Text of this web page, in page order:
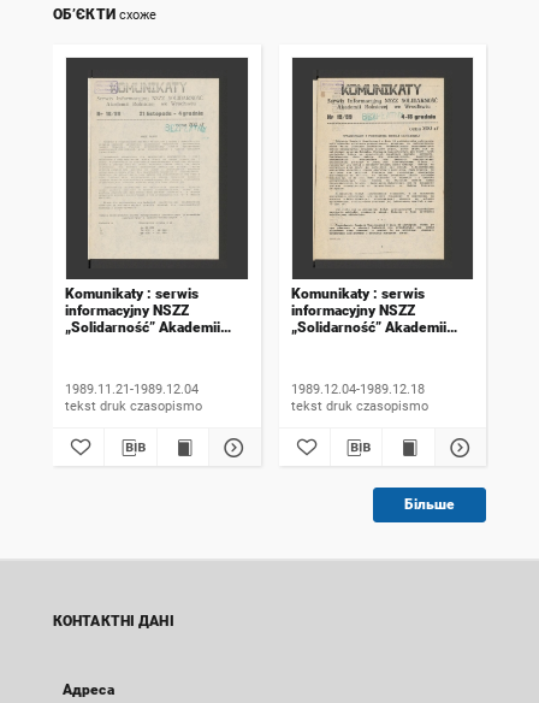
ОБ’ЄКТИ схоже
Komunikaty : serwis
informacyjny NSZZ
„Solidarność” Akademii
1989.11.21-1989.12.04
tekst druk czasopismo
Komunikaty : serwis
informacyjny NSZZ
„Solidarność” Akademii
1989.12.04-1989.12.18
tekst druk czasopismo
Більше
КОНТАКТНІ ДАНІ
Адреса